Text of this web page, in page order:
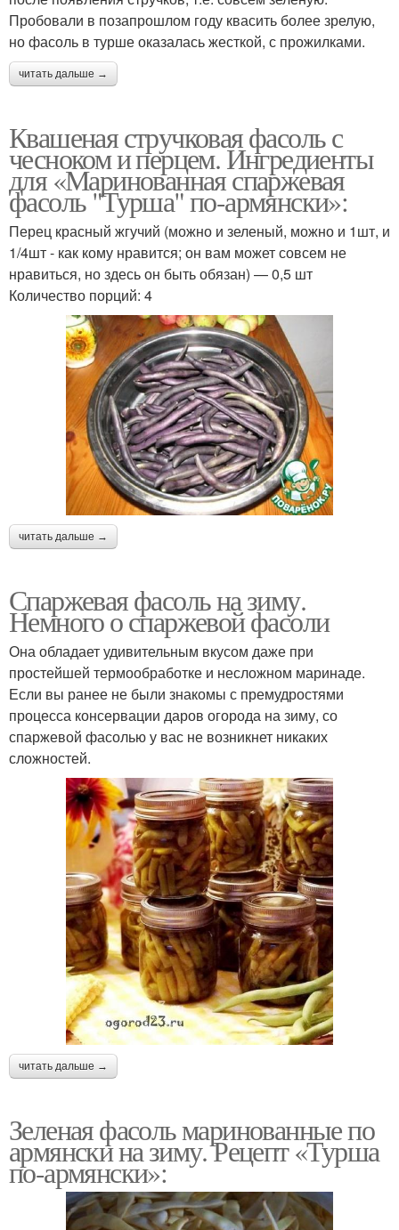
Пробовали в позапрошлом году квасить более зрелую,
но фасоль в турше оказалась жесткой, с прожилками.
читать дальше →
Квашеная стручковая фасоль с
чесноком и перцем. Ингредиенты
для «Маринованная спаржевая
фасоль "Турша" по-армянски»:
Перец красный жгучий (можно и зеленый, можно и 1шт, и
1/4шт - как кому нравится; он вам может совсем не
нравиться, но здесь он быть обязан) — 0,5 шт
Количество порций: 4
читать дальше →
Спаржевая фасоль на зиму.
Немного о спаржевой фасоли
Она обладает удивительным вкусом даже при
простейшей термообработке и несложном маринаде.
Если вы ранее не были знакомы с премудростями
процесса консервации даров огорода на зиму, со
спаржевой фасолью у вас не возникнет никаких
сложностей.
читать дальше →
Зеленая фасоль маринованные по
армянски на зиму. Рецепт «Турша
по-армянски»: